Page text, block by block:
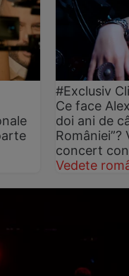
#Exclusiv
Ce face
doi ani de
României”?
concert
Vedete